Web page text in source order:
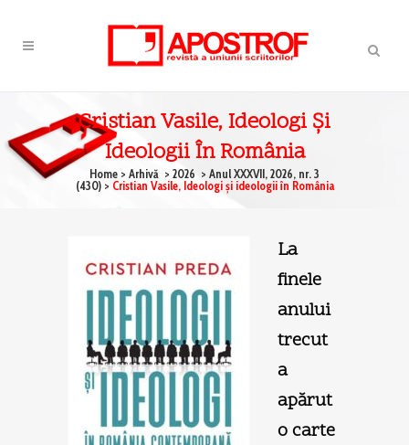
Cristian Vasile, Ideologi Şi
Ideologii În România
Home > Arhivă > 2026 > Anul XXXVII, 2026, nr. 3
(430)> Cristian Vasile, Ideologi şi ideologii în România
La
finele
anului
trecut
a
apărut
o carte